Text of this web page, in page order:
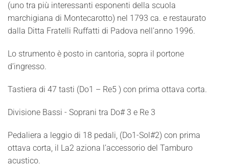
(uno tra più interessanti esponenti della scuola
marchigiana di Montecarotto) nel 1793 ca. e restaurato
dalla Ditta Fratelli Ruffatti di Padova nell’anno 1996.
Lo strumento è posto in cantoria, sopra il portone
d’ingresso.
Tastiera di 47 tasti (Do1 – Re5 ) con prima ottava corta.
Divisione Bassi - Soprani tra Do# 3 e Re 3
Pedaliera a leggio di 18 pedali, (Do1-Sol#2) con prima
ottava corta, il La2 aziona l’accessorio del Tamburo
acustico.